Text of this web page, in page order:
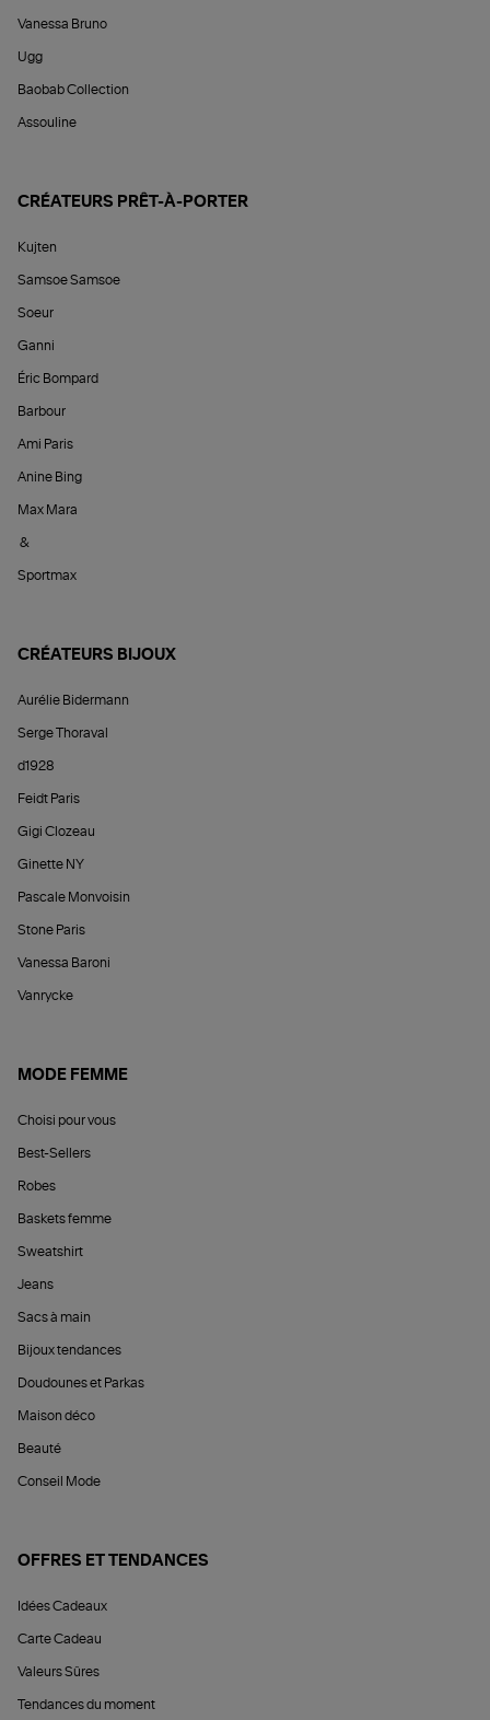
Vanessa Bruno
Ugg
Baobab Collection
Assouline
CRÉATEURS PRÊT-À-PORTER
Kujten
Samsoe Samsoe
Soeur
Ganni
Éric Bompard
Barbour
Ami Paris
Anine Bing
Max Mara
&
Sportmax
CRÉATEURS BIJOUX
Aurélie Bidermann
Serge Thoraval
d1928
Feidt Paris
Gigi Clozeau
Ginette NY
Pascale Monvoisin
Stone Paris
Vanessa Baroni
Vanrycke
MODE FEMME
Choisi pour vous
Best-Sellers
Robes
Baskets femme
Sweatshirt
Jeans
Sacs à main
Bijoux tendances
Doudounes et Parkas
Maison déco
Beauté
Conseil Mode
OFFRES ET TENDANCES
Idées Cadeaux
Carte Cadeau
Valeurs Sûres
Tendances du moment